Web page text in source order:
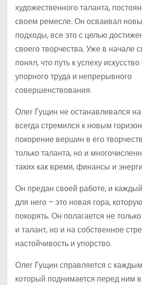
художественного таланта,
своем ремесле. Он осваивал
подходы, все это с целью
своего творчества. Уже в начале
понял, что путь к успеху искусство
упорного труда и непрерывного
совершенствования.
Олег Гущин не останавливался на
всегда стремился к новым
покорение вершин в его
только таланта, но и
таких как время, финансы и
Он предан своей работе, и
для него – это новая гора,
покорять. Он полагается не
и талант, но и на собственное
настойчивость и упорство.
Олег Гущин справляется с
который поднимается перед ним